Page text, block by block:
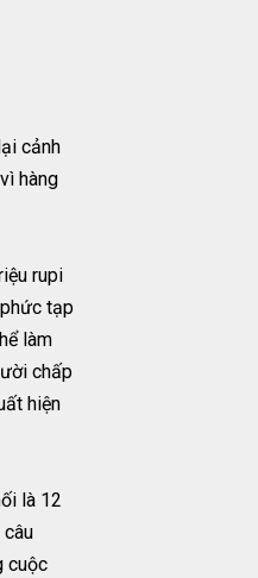
cảnh
hàng
rupi
tạp
làm
chấp
hiện
là 12
cuộc